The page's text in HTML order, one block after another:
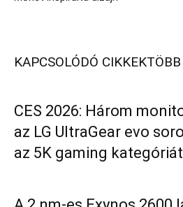
KAPCSOLÓDÓ CIKKEK
CES 2026: Három
az LG UltraGear evo
az 5K gaming kategóriát